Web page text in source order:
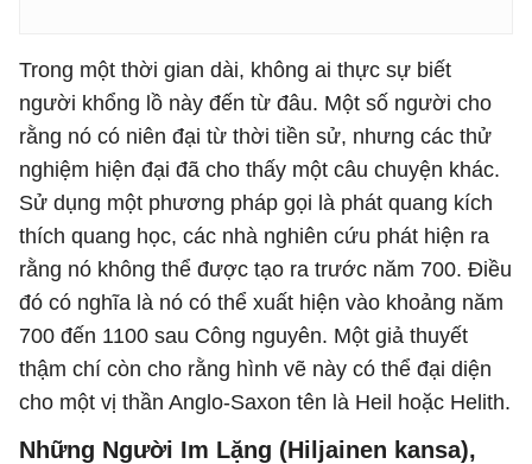
Trong một thời gian dài, không ai thực sự biết
người khổng lồ này đến từ đâu. Một số người cho
rằng nó có niên đại từ thời tiền sử, nhưng các thử
nghiệm hiện đại đã cho thấy một câu chuyện khác.
Sử dụng một phương pháp gọi là phát quang kích
thích quang học, các nhà nghiên cứu phát hiện ra
rằng nó không thể được tạo ra trước năm 700. Điều
đó có nghĩa là nó có thể xuất hiện vào khoảng năm
700 đến 1100 sau Công nguyên. Một giả thuyết
thậm chí còn cho rằng hình vẽ này có thể đại diện
cho một vị thần Anglo-Saxon tên là Heil hoặc Helith.
Những Người Im Lặng (Hiljainen kansa),